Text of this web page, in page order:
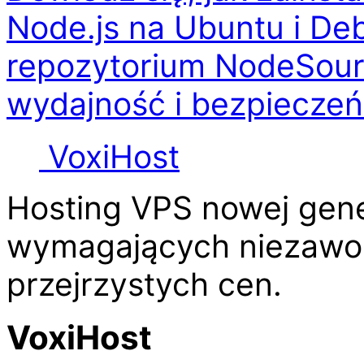
Node.js na Ubuntu i
repozytorium
wydajność i
VoxiHost
Hosting VPS nowej
wymagających
przejrzystych cen.
VoxiHost